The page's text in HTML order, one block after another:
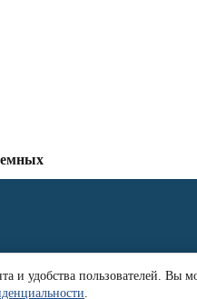
Эксплуатация газгольдера
и удобства пользователей. Вы
.